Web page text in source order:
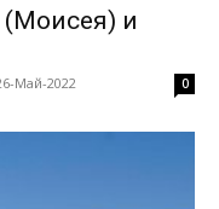
и
Май-2022 0